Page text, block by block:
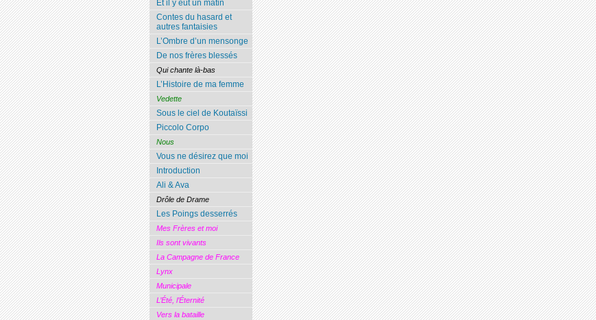
Et il y eut un matin
Contes du hasard et
autres fantaisies
L’Ombre d’un mensonge
De nos frères blessés
Qui chante là-bas
L’Histoire de ma femme
Vedette
Sous le ciel de Koutaïssi
Piccolo Corpo
Nous
Vous ne désirez que moi
Introduction
Ali & Ava
Drôle de Drame
Les Poings desserrés
Mes Frères et moi
Ils sont vivants
La Campagne de France
Lynx
Municipale
L’Été, l’Éternité
Vers la bataille